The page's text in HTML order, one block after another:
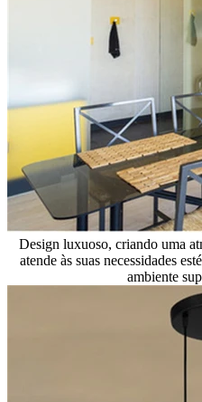
Design luxuoso, criando uma
atende às suas necessidades
ambiente